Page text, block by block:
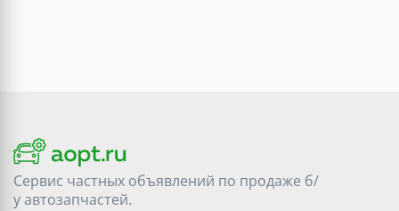
Сервис частных объявлений по продаже б/
уавтозапчастей.